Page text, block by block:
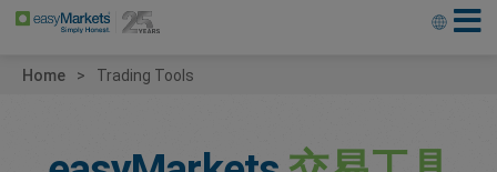
Home Trading Tools